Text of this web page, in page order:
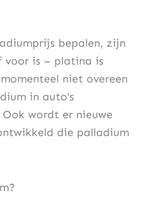
bepalen, zijn
voor is – platina is
niet overeen
in auto’s
wordt er nieuwe
die palladium